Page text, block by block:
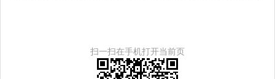
扫一扫在手机打开当前页